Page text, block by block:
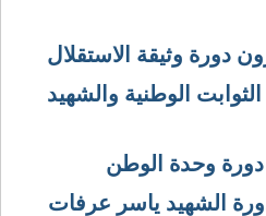
دورة وثيقة الاستقلال
الوطنية والشهيد
دورة وحدة الوطن
الشهيد ياسر عرفات